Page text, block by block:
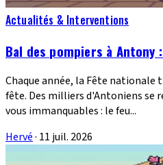
Actualités & Interventions
Bal des pompiers à Antony
Chaque année, la Fête
fête. Des milliers d'Antoniens se
vous immanquables : le feu...
Hervé· 11 juil. 2026